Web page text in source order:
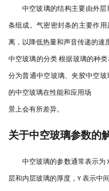
中空玻璃的结构主要由外
条组成。气密密封条的主要作
离，以降低热量和声音传递的速
中空玻璃的分类 根据玻璃的种
分为普通中空玻璃、夹胶中空
的中空玻璃在性能和应用场
景上会有所差异。
关于中空玻璃参数的
中空玻璃的参数通常表示为
层和内层玻璃的厚度， Y 表示中